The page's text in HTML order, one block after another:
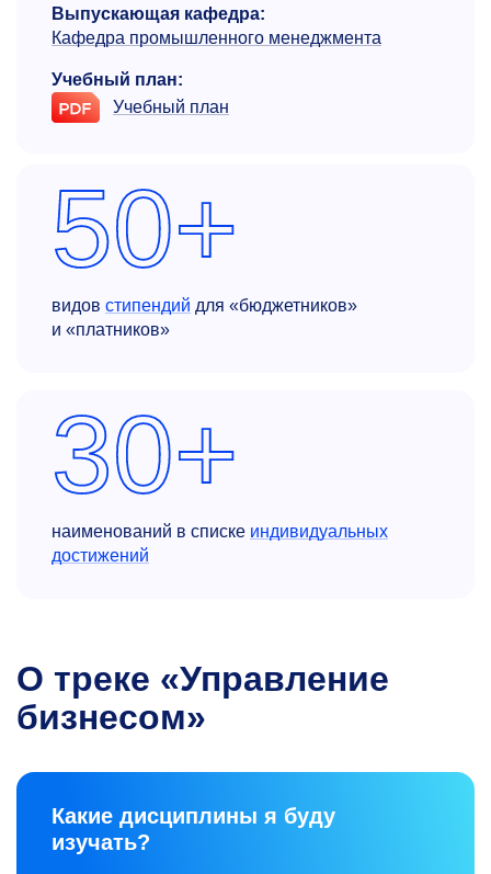
Выпускающая кафедра:
Кафедра промышленного менеджмента
Учебный план:
Учебный план
50+
видов стипендий для «бюджетников»
и «платников»
30+
наименований в списке индивидуальных
достижений
О треке «Управление
бизнесом»
Какие дисциплины я буду
изучать?